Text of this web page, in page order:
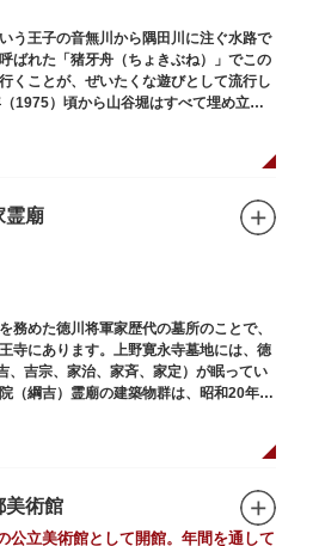
う王子の音無川から隅田川に注ぐ水路で
ばれた「猪牙舟（ちょきぶね）」でこの
くことが、ぜいたくな遊びとして流行し
1975）頃から山谷堀はすべて埋め立て
て生まれ変わりました。山谷堀公園に
されています。
霊廟
務めた徳川将軍家歴代の墓所のことで、
寺にあります。上野寛永寺墓地には、徳
、吉宗、家治、家斉、家定）が眠ってい
（綱吉）霊廟の建築物群は、昭和20年
した。
美術館
公立美術館として開館。年間を通して